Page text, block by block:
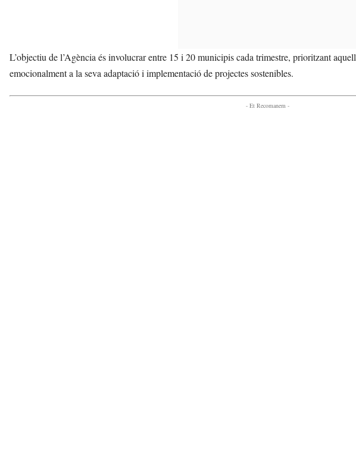
L’objectiu de l’Agència és involucrar entre 15 i 20 municipis cada trimestre, prioritzant
emocionalment a la seva adaptació i implementació de projectes sostenibles.
- Et Recomanem -